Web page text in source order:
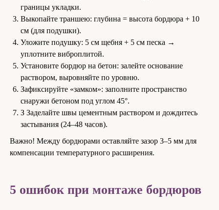
границы укладки.
Выкопайте траншею: глубина = высота бордюра + 10
см (для подушки).
Уложите подушку: 5 см щебня + 5 см песка →
уплотните виброплитой.
Установите бордюр на бетон: залейте основание
раствором, выровняйте по уровню.
Зафиксируйте «замком»: заполните пространство
снаружи бетоном под углом 45°.
З Заделайте швы цементным раствором и дождитесь
застывания (24–48 часов).
Важно! Между бордюрами оставляйте зазор 3–5 мм для
компенсации температурного расширения.
5 ошибок при монтаже бордюров